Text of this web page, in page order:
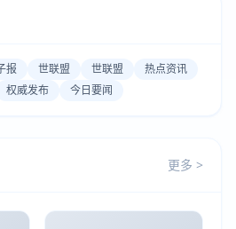
报 世联盟 世联盟
热点资讯
权威发布 今日要闻
更多 >